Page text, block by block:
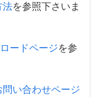
法を参照下さいま
ードページを参
問い合わせページ